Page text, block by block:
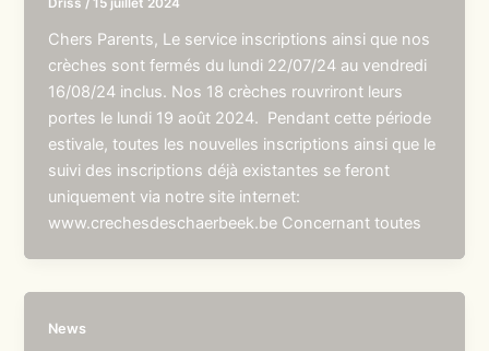
Chers Parents, Le service inscriptions ainsi que nos
crèches sont fermés du lundi 22/07/24 au vendredi
16/08/24 inclus. Nos 18 crèches rouvriront leurs
portes le lundi 19 août 2024. Pendant cette période
estivale, toutes les nouvelles inscriptions ainsi que le
suivi des inscriptions déjà existantes se feront
uniquement via notre site internet:
www.crechesdeschaerbeek.be Concernant toutes
News